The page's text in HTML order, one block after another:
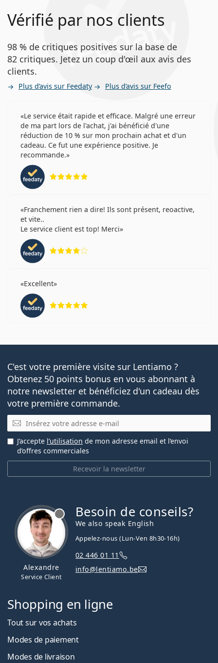
Vérifié par nos clients
98 % de critiques positives sur la base de
82 critiques. Jetez un coup d'œil aux avis des
clients.
Plus d’avis sur Feedaty Plus d’avis sur Feefo
Le service était rapide et efficace. Malgré une erreur
de ma part lors de l'achat, j'ai bénéficié d'une
réduction de 10 % sur mon prochain achat et d'un
cadeau. Ce fut une expérience positive. Je
recommande.
Franchement rien a dire! Ils sont présent, reoactive,
et vite..
Le service client est top! Merci
Excellent
C'est votre première visite sur Lentiamo ?
Obtenez 50 points bonus en vous abonnant à
notre newsletter et bénéficiez d'un cadeau dès
votre première commande.
E-mail
Recevoir la newsletter
J’accepte l’utilisation de mon adresse email et l’envoi
d’offres commerciales
Alexandre
Service Client
Besoin de conseils?
We also speak English
Appelez-nous (Lun-Ven 8h30-16h)
02 446 01 11
info@lentiamo.be
Shopping en ligne
Tout sur vos achats
Modes de paiement
Modes de livraison